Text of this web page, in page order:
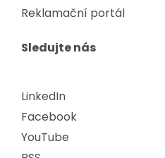
Reklamační portál
Sledujte nás
LinkedIn
Facebook
YouTube